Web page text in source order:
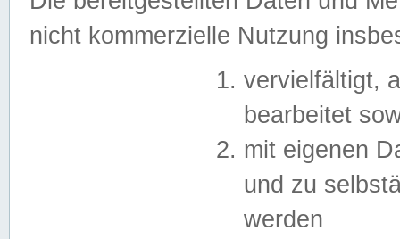
nicht kommerzielle Nutzung
vervielfältigt,
bearbeitet
mit eigenen
und zu
werden